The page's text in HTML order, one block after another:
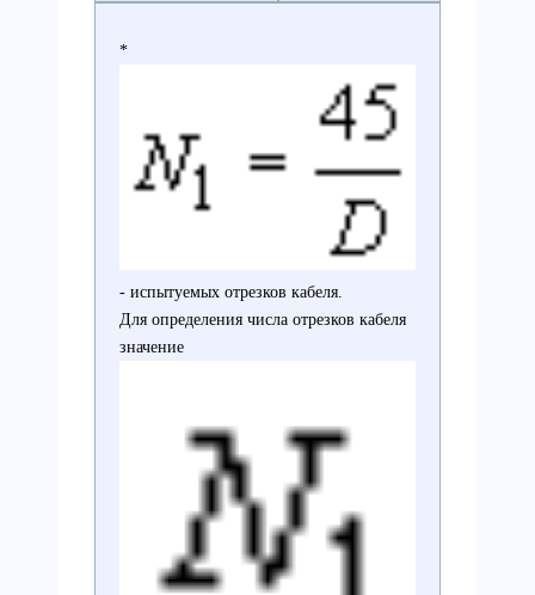
*
- испытуемых отрезков кабеля.
Для определения числа отрезков кабеля
значение